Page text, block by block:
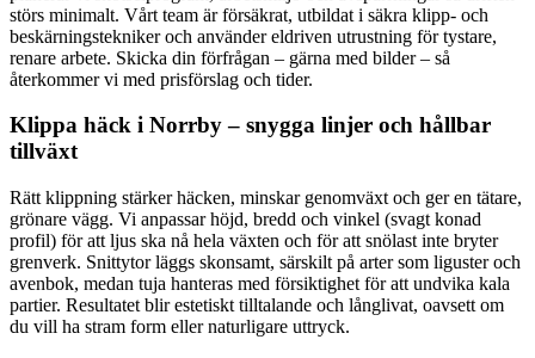
störs minimalt. Vårt team är försäkrat, utbildat i säkra klipp- och
beskärningstekniker och använder eldriven utrustning för tystare,
renare arbete. Skicka din förfrågan – gärna med bilder – så
återkommer vi med prisförslag och tider.
Klippa häck i Norrby – snygga linjer och hållbar
tillväxt
Rätt klippning stärker häcken, minskar genomväxt och ger en tätare,
grönare vägg. Vi anpassar höjd, bredd och vinkel (svagt konad
profil) för att ljus ska nå hela växten och för att snölast inte bryter
grenverk. Snittytor läggs skonsamt, särskilt på arter som liguster och
avenbok, medan tuja hanteras med försiktighet för att undvika kala
partier. Resultatet blir estetiskt tilltalande och långlivat, oavsett om
du vill ha stram form eller naturligare uttryck.